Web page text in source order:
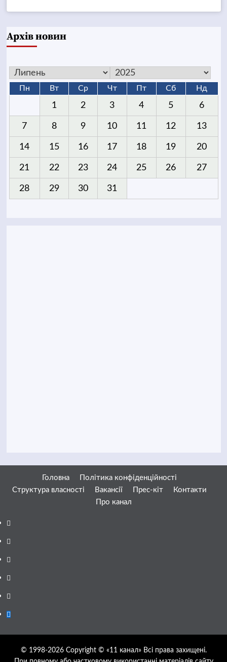
Архів новин
Пн Вт Ср Чт Пт Сб Нд
1 2 3 4 5 6
7 8 9 10 11 12 13
14 15 16 17 18 19 20
21 22 23 24 25 26 27
28 29 30 31
Головна
Політика конфіденційності
Структура власності
Вакансії Прес-кіт
Контакти
Про канал
Facebook
YouTube
Telegram
Instagram
Twitter
Google
© 1998-2026 Copyright © «11 канал» Всі права захищені.